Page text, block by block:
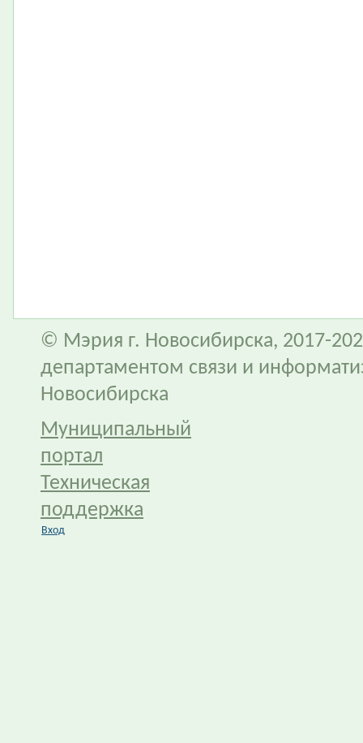
© Мэрия г. Новосибирска, 2017-
департаментом связи и
Новосибирска
Муниципальный
портал
Техническая
поддержка
Вход